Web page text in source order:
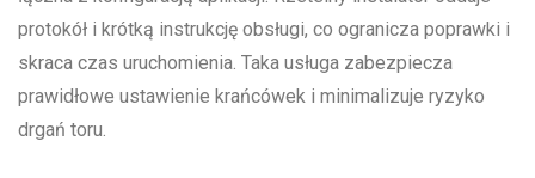
protokół i krótką instrukcję obsługi, co ogranicza poprawki i
skraca czas uruchomienia. Taka usługa zabezpiecza
prawidłowe ustawienie krańcówek i minimalizuje ryzyko
drgań toru.